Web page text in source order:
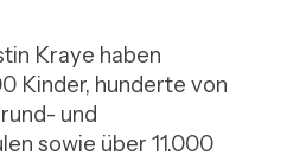
Kraye haben
Kinder, hunderte von
und
sowie über 11.000